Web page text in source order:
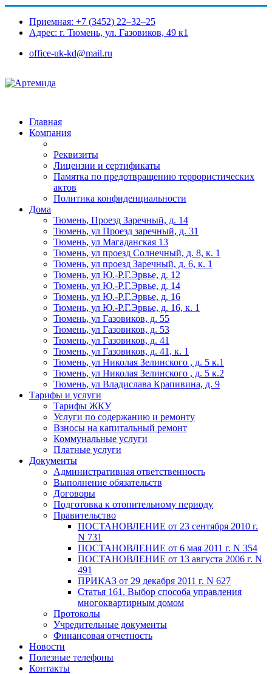
Приемная: +7 (3452) 22‒32‒25
Адрес: г. Тюмень, ул. Газовиков, 49 к1​
office-uk-kd@mail.ru
Главная
Компания
Реквизиты
Лицензии и сертификаты
Памятка по предотвращению террористических
актов
Политика конфиденциальности
Дома
Тюмень, Проезд Заречный, д. 14
Тюмень, ул Проезд заречный, д. 31
Тюмень, ул Магаданская 13
Тюмень, ул проезд Солнечный, д. 8, к. 1
Тюмень, ул проезд Заречный, д. 6, к. 1
Тюмень, ул Ю.-Р.Г.Эрвье, д. 12
Тюмень, ул Ю.-Р.Г.Эрвье, д. 14
Тюмень, ул Ю.-Р.Г.Эрвье, д. 16
Тюмень, ул Ю.-Р.Г.Эрвье, д. 16, к. 1
Тюмень, ул Газовиков, д. 55
Тюмень, ул Газовиков, д. 53
Тюмень, ул Газовиков, д. 41
Тюмень, ул Газовиков, д. 41, к. 1
Тюмень, ул Николая Зелинского , д. 5 к.1
Тюмень, ул Николая Зелинского , д. 5 к.2
Тюмень, ул Владислава Крапивина, д. 9
Тарифы и услуги
Тарифы ЖКУ
Услуги по содержанию и ремонту
Взносы на капитальный ремонт
Коммунальные услуги
Платные услуги
Документы
Административная ответственность
Выполнение обязательств
Договоры
Подготовка к отопительному периоду
Правительство
ПОСТАНОВЛЕНИЕ от 23 сентября 2010 г.
N 731
ПОСТАНОВЛЕНИЕ от 6 мая 2011 г. N 354
ПОСТАНОВЛЕНИЕ от 13 августа 2006 г. N
491
ПРИКАЗ от 29 декабря 2011 г. N 627
Статья 161. Выбор способа управления
многоквартирным домом
Протоколы
Учредительные документы
Финансовая отчетность
Новости
Полезные телефоны
Контакты